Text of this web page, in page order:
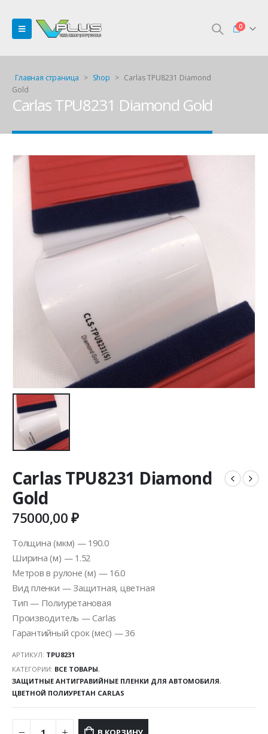
0
Главная страница > Shop > Carlas TPU8231 Diamond
Gold
Carlas TPU8231 Diamond Gold
Carlas TPU8231 Diamond
Gold
75000,00₽
Толщина (мкм) — 190.0
Ширина (м) — 1.52
Метров в рулоне (м) — 16.0
Вид пленки — Защитная, цветная
Тип — Полиуретановая
Производитель — Carlas
Гарантийный срок (мес) — 36
АРТИКУЛ: TPU8231
КАТЕГОРИИ: ВСЕ ТОВАРЫ,
ЗАЩИТНЫЕ АНТИГРАВИЙНЫЕ ПЛЕНКИ ДЛЯ АВТОМОБИЛЯ,
ЦВЕТНОЙ ПОЛИУРЕТАН CARLAS